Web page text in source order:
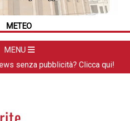
METEO
MENU
DAL TERRITORIO
senza pubblicità? Clicca qui!